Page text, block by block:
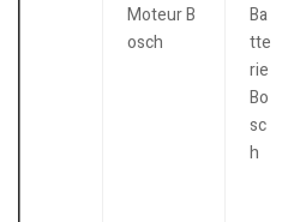
Moteur B
osch
Ba
tte
rie
Bo
sc
h